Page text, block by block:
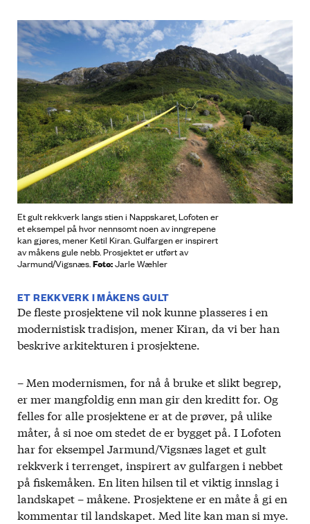
Et gult rekkverk langs stien i Nappskaret, Lofoten er
et eksempel på hvor nennsomt noen av inngrepene
kan gjøres, mener Ketil Kiran. Gulfargen er inspirert
av måkens gule nebb. Prosjektet er utført av
Jarmund/Vigsnæs.Foto:Jarle Wæhler
ET REKKVERK I MÅKENS GULT
De fleste prosjektene vil nok kunne plasseres i en
modernistisk tradisjon, mener Kiran, da vi ber han
beskrive arkitekturen i prosjektene.
– Men modernismen, for nå å bruke et slikt begrep,
er mer mangfoldig enn man gir den kreditt for. Og
felles for alle prosjektene er at de prøver, på ulike
måter, å si noe om stedet de er bygget på. I Lofoten
har for eksempel Jarmund/Vigsnæs laget et gult
rekkverk i terrenget, inspirert av gulfargen i nebbet
på fiskemåken. En liten hilsen til et viktig innslag i
landskapet – måkene. Prosjektene er en måte å gi en
kommentar til landskapet. Med lite kan man si mye.